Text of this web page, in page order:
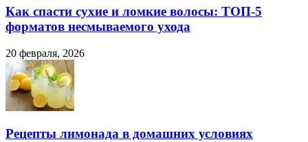
Как спасти сухие и ломкие волосы: ТОП-5
форматов несмываемого ухода
20 февраля, 2026
Рецепты лимонада в домашних условиях